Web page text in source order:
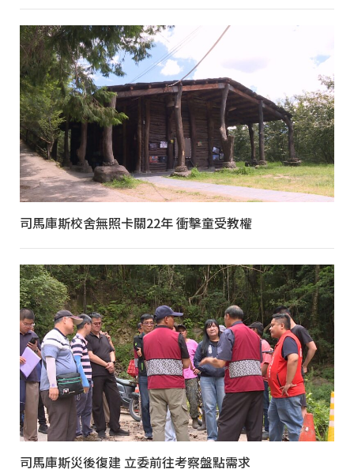
司馬庫斯校舍無照卡關22年 衝擊童受教權
司馬庫斯災後復建 立委前往考察盤點需求